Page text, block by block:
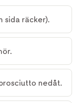
sida räcker).
nedåt.